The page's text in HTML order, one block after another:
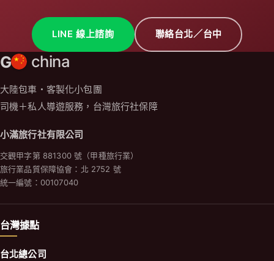
LINE 線上諮詢 聯絡台北／台中
G china
大陸包車・客製化小包團
司機＋私人導遊服務，台灣旅行社保障
小滿旅行社有限公司
交觀甲字第 881300 號（甲種旅行業）
旅行業品質保障協會：北 2752 號
統一編號：00107040
台灣據點
台北總公司